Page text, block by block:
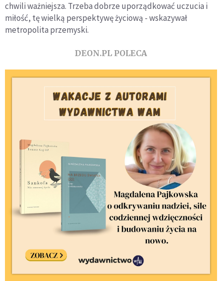
chwili ważniejsza. Trzeba dobrze uporządkować uczucia i
miłość, tę wielką perspektywę życiową - wskazywał
metropolita przemyski.
DEON.PL POLECA